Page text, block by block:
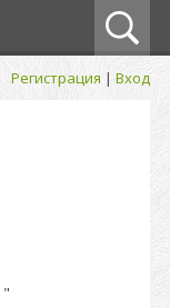
Регистрация |Вход
"